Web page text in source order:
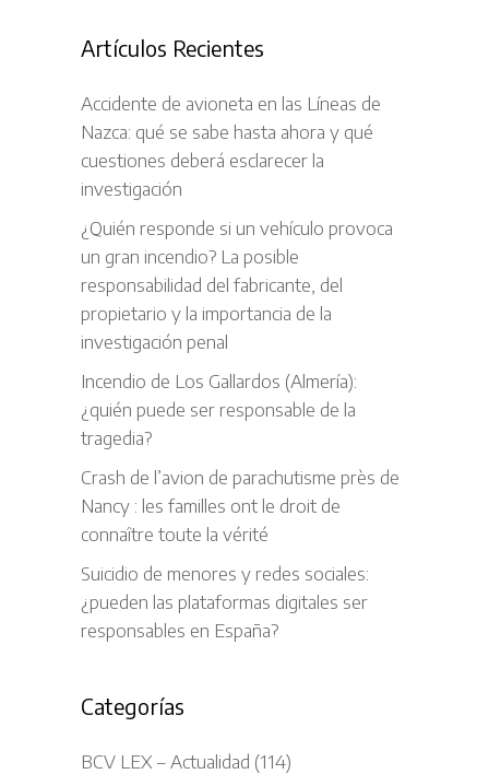
Artículos Recientes
Accidente de avioneta en las Líneas de
Nazca: qué se sabe hasta ahora y qué
cuestiones deberá esclarecer la
investigación
¿Quién responde si un vehículo provoca
un gran incendio? La posible
responsabilidad del fabricante, del
propietario y la importancia de la
investigación penal
Incendio de Los Gallardos (Almería):
¿quién puede ser responsable de la
tragedia?
Crash de l’avion de parachutisme près de
Nancy : les familles ont le droit de
connaître toute la vérité
Suicidio de menores y redes sociales:
¿pueden las plataformas digitales ser
responsables en España?
Categorías
BCV LEX – Actualidad (114)